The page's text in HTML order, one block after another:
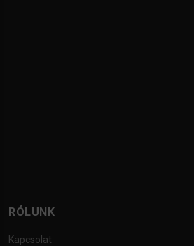
RÓLUNK
Kapcsolat